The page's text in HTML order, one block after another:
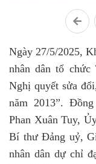
Ngày 27/5/2025,
nhân dân tổ chức
Nghị quyết sửa
năm 2013”.
Phan Xuân Tuy,
Bí thư Đảng uỷ,
nhân dân dự chỉ